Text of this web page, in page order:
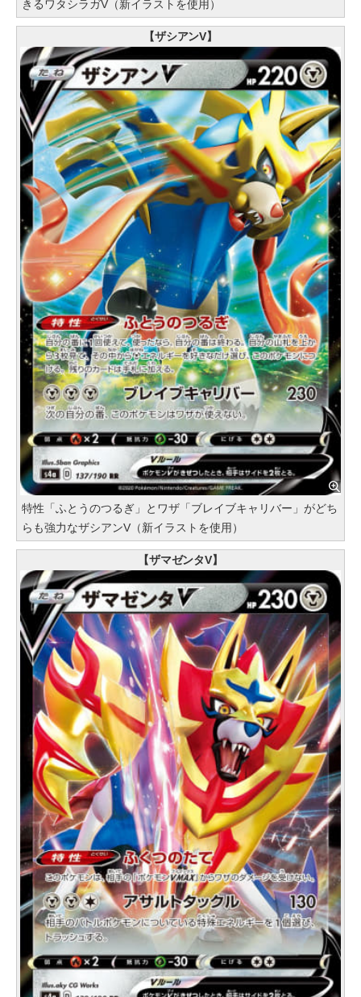
きるワタシラガV（新イラストを使用）
【ザシアンV】
特性「ふとうのつるぎ」とワザ「ブレイブキャリバー」がどち
らも強力なザシアンV（新イラストを使用）
【ザマゼンタV】